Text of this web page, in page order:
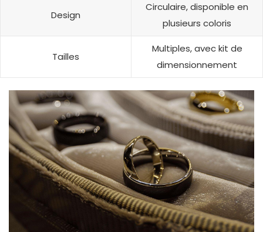
Design
Circulaire, disponible en
plusieurs coloris
Tailles
Multiples, avec kit de
dimensionnement